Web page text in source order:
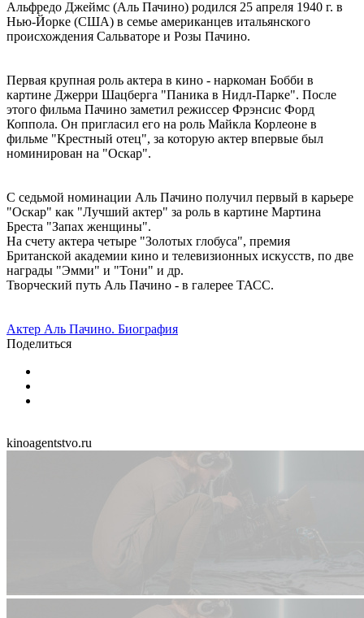
Альфредо Джеймс (Аль Пачино) родился 25 апреля 1940 г. в
Нью-Йорке (США) в семье американцев итальянского
происхождения Сальваторе и Розы Пачино.
Первая крупная роль актера в кино - наркоман Бобби в
картине Джерри Шацберга "Паника в Нидл-Парке". После
этого фильма Пачино заметил режиссер Фрэнсис Форд
Коппола. Он пригласил его на роль Майкла Корлеоне в
фильме "Крестный отец", за которую актер впервые был
номинирован на "Оскар".
С седьмой номинации Аль Пачино получил первый в карьере
"Оскар" как "Лучший актер" за роль в картине Мартина
Бреста "Запах женщины".
На счету актера четыре "Золотых глобуса", премия
Британской академии кино и телевизионных искусств, по две
награды "Эмми" и "Тони" и др.
Творческий путь Аль Пачино - в галерее ТАСС.
Актер Аль Пачино. Биография
Поделиться
kinoagentstvo.ru